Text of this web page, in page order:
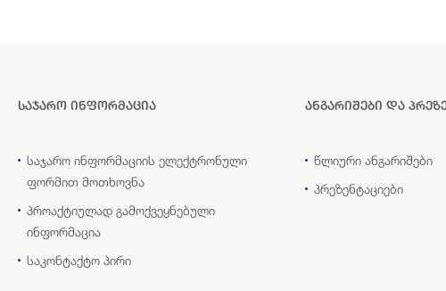
საჯარო ინფორმაცია
საჯარო ინფორმაციის ელექტრონული
ფორმით მოთხოვნა
პროაქტიულად გამოქვეყნებული
ინფორმაცია
საკონტაქტო პირი
ანგარიშები და
წლიური ანგარიშები
პრეზენტაციები